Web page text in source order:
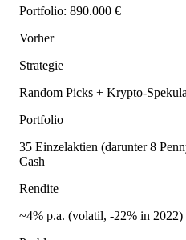
Portfolio: 890.000 €
Vorher
Strategie
Random Picks + Krypto-
Portfolio
35 Einzelaktien (darunter 8
Cash
Rendite
~4% p.a. (volatil, -22% in 2022)